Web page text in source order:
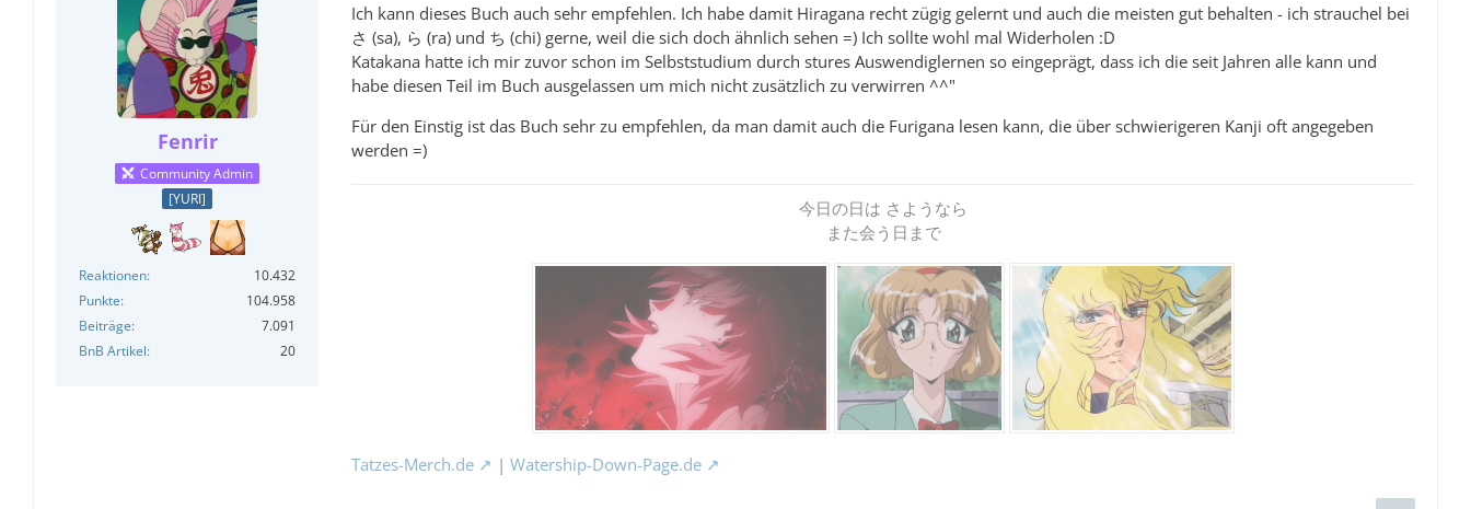
Fenrir
Community Admin
[YURI]
Reaktionen
10.432
Punkte
104.958
Beiträge
7.091
BnB Artikel
20
Ich kann dieses Buch auch sehr empfehlen. Ich habe damit Hiragana recht zügig gelernt und auch die meisten gut behalten - ich strauchel bei
さ (sa), ら (ra) und ち (chi) gerne, weil die sich doch ähnlich sehen =) Ich sollte wohl mal Widerholen :D
Katakana hatte ich mir zuvor schon im Selbststudium durch stures Auswendiglernen so eingeprägt, dass ich die seit Jahren alle kann und
habe diesen Teil im Buch ausgelassen um mich nicht zusätzlich zu verwirren ^^"
Für den Einstig ist das Buch sehr zu empfehlen, da man damit auch die Furigana lesen kann, die über schwierigeren Kanji oft angegeben
werden =)
今日の日は さようなら
また会う日まで
Tatzes-Merch.de | Watership-Down-Page.de